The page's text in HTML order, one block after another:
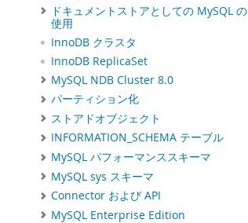
ドキュメントストアとしての MySQL の
使用
InnoDB クラスタ
InnoDB ReplicaSet
MySQL NDB Cluster 8.0
パーティション化
ストアドオブジェクト
INFORMATION_SCHEMA テーブル
MySQL パフォーマンススキーマ
MySQL sys スキーマ
Connector および API
MySQL Enterprise Edition